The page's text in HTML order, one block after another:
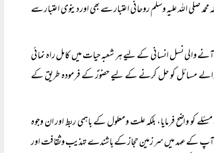
اللہ علیہ وسلم روحانی اعتبار سے بھی اور دینوی اعتبار سے
والی نسل انسانی کے لیے ہر شعبہ حیات میں کامل راہ نمائی
والے مسائل کو حل کرنے کے لیے حضورؑ کے فرمودہ طریق کے
کو واضح فرمایا، بلکہ علت ومعلول کے باہمی ربط اور ان وجوہ
کی حیثیت رکھتے ہیں۔(۴) یہ حقیقت بھی پیش نظر رہے کہ آپ کے عہد میں سر زمین حجاز کے باشندے تہذیب وثقافت اور